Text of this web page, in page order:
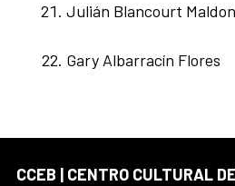
Julián Blancourt
Gary Albarracín Flores
CCEB | CENTRO CULTURAL